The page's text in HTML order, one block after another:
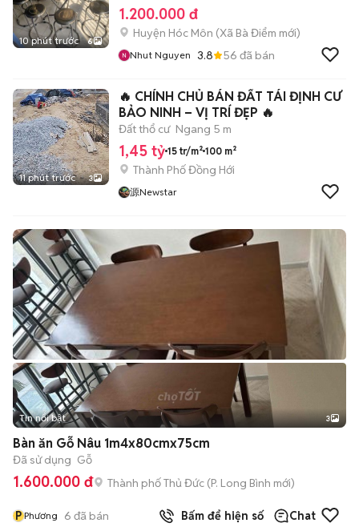
10 phút trước 6
1.200.000 đ
Huyện Hóc Môn (Xã Bà Điểm mới)
Nhut Nguyen 3.8 56 đã bán
11 phút trước 3
🔥 CHÍNH CHỦ BÁN ĐẤT TÁI ĐỊNH CƯ
BẢO NINH – VỊ TRÍ ĐẸP 🔥
Đất thổ cư Ngang 5 m
1,45 tỷ 15 tr/m² 100 m²
Thành Phố Đồng Hới
源Newstar
Tin nổi bật 3
Bàn ăn Gỗ Nâu 1m4x80cmx75cm
Đã sử dụng Gỗ
1.600.000 đ Thành phố Thủ Đức (P. Long Bình mới)
P Phương 6 đã bán Bấm để hiện số Chat